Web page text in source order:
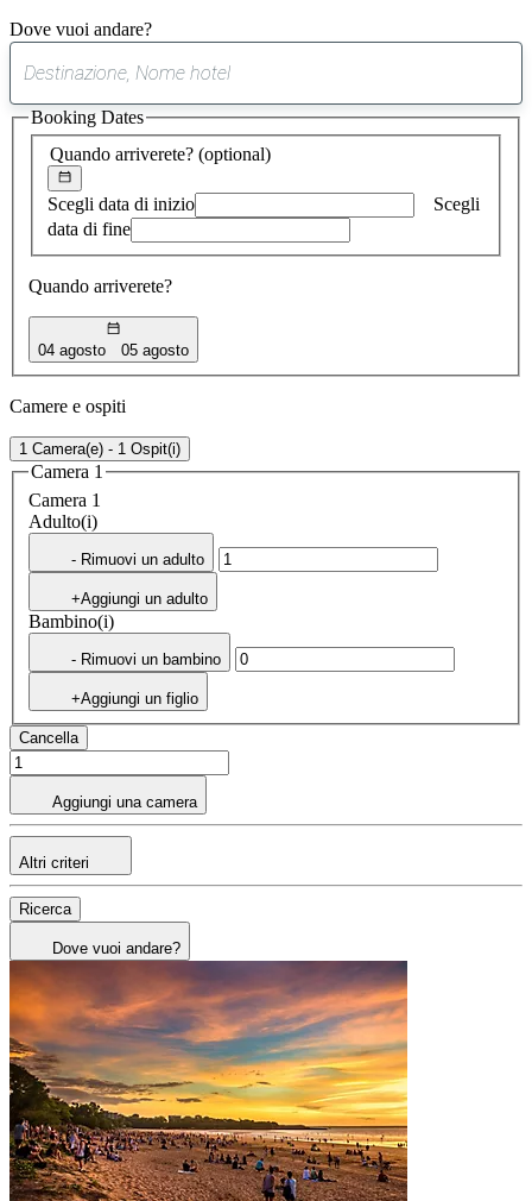
Dove vuoi andare?
suggerimento
trovato
Quando arriverete? (optional)
Scegli data di inizio
Scegli
data di fine
Quando arriverete?
04 agosto 05 agosto
Booking Dates
Camere e ospiti
1 Camera(e) - 1 Ospit(i)
Camera 1
Camera 1
Adulto(i)
- Rimuovi un adulto
+Aggiungi un adulto
Bambino(i)
- Rimuovi un bambino
+Aggiungi un figlio
Cancella
Aggiungi una camera
Altri criteri
Ricerca
Dove vuoi andare?